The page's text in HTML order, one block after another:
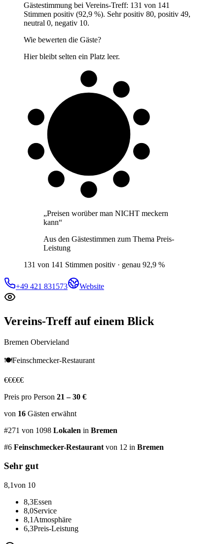
Gästestimmung bei Vereins-Treff: 131 von 141
Stimmen positiv (92,9 %). Sehr positiv 80, positiv 49,
neutral 0, negativ 10.
Wie bewerten die Gäste?
Hier bleibt selten ein Platz leer.
„Preisen worüber man NICHT meckern
kann“
Aus den Gästestimmen zum Thema Preis-
Leistung
131 von 141 Stimmen positiv · genau 92,9 %
+49 421 831573 Website
Vereins-Treffauf einem Blick
Bremen Obervieland
🍽️Feinschmecker-Restaurant
€€€€€
Preis pro Person 21 – 30 €
von 16 Gästen erwähnt
#271 von 1098 Lokalen in Bremen
#6 Feinschmecker-Restaurant von 12 in Bremen
Sehr gut
8,1von 10
8,3Essen
8,0Service
8,1 Atmosphäre
6,3Preis-Leistung